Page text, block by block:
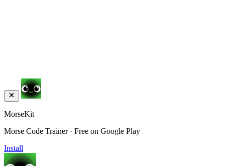
MorseKit
Morse Code Trainer · Free on Google Play
Install